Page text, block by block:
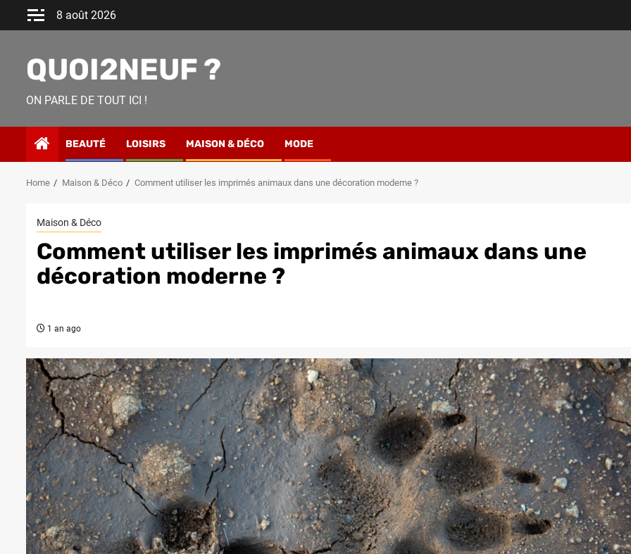
8 août 2026
QUOI2NEUF ?
ON PARLE DE TOUT ICI !
BEAUTÉ LOISIRS MAISON & DÉCO MODE
Home Maison & Déco Comment utiliser les imprimés animaux dans une décoration moderne ?
Maison & Déco
Comment utiliser les imprimés animaux dans une
décoration moderne ?
1 an ago